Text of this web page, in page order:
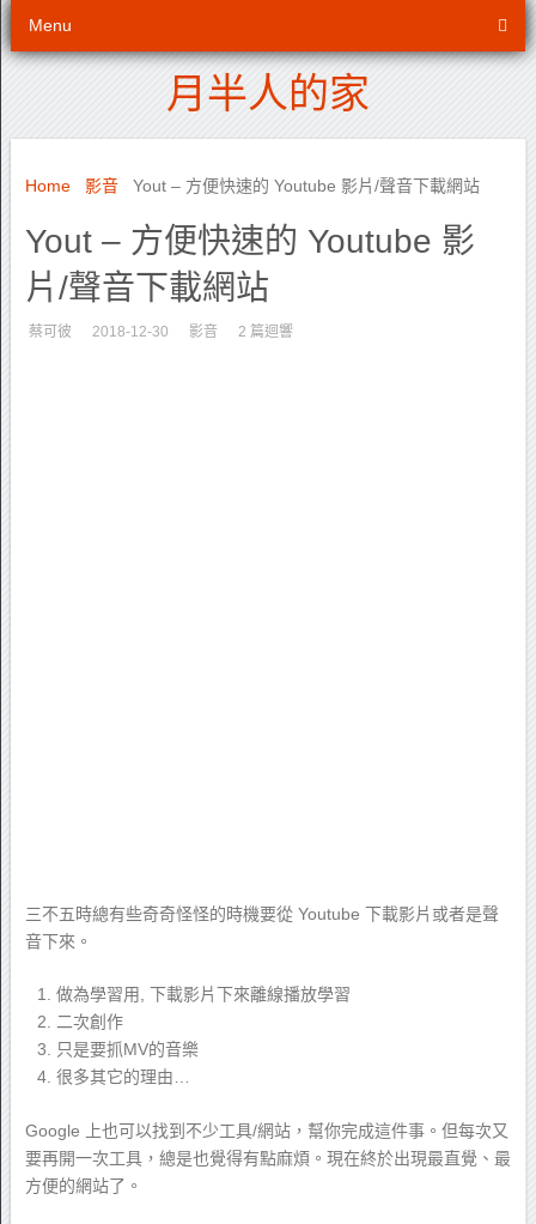
Menu
月半人的家
Home 影音 Yout – 方便快速的 Youtube 影片/聲音下載網站
Yout – 方便快速的 Youtube 影
片/聲音下載網站
蔡可彼 2018-12-30 影音 2 篇迴響
三不五時總有些奇奇怪怪的時機要從 Youtube 下載影片或者是聲
音下來。
做為學習用, 下載影片下來離線播放學習
二次創作
只是要抓MV的音樂
很多其它的理由…
Google 上也可以找到不少工具/網站，幫你完成這件事。但每次又
要再開一次工具，總是也覺得有點麻煩。現在終於出現最直覺、最
方便的網站了。